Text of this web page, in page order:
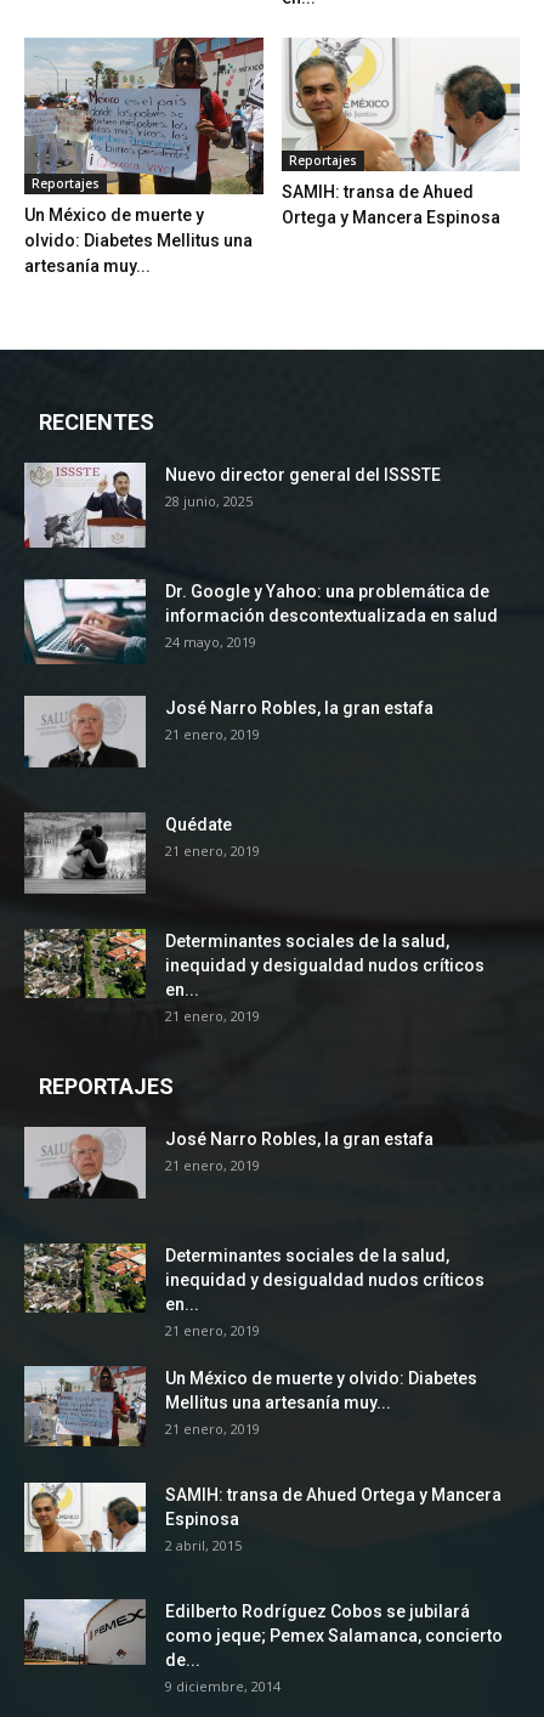
Reportajes
Un México de muerte y
olvido: Diabetes Mellitus una
artesanía muy...
Reportajes
SAMIH: transa de Ahued
Ortega y Mancera Espinosa
RECIENTES
Nuevo director general del ISSSTE
28 junio, 2025
Dr. Google y Yahoo: una problemática de
información descontextualizada en salud
24 mayo, 2019
José Narro Robles, la gran estafa
21 enero, 2019
Quédate
21 enero, 2019
Determinantes sociales de la salud,
inequidad y desigualdad nudos críticos
en...
21 enero, 2019
REPORTAJES
José Narro Robles, la gran estafa
21 enero, 2019
Determinantes sociales de la salud,
inequidad y desigualdad nudos críticos
en...
21 enero, 2019
Un México de muerte y olvido: Diabetes
Mellitus una artesanía muy...
21 enero, 2019
SAMIH: transa de Ahued Ortega y Mancera
Espinosa
2 abril, 2015
Edilberto Rodríguez Cobos se jubilará
como jeque; Pemex Salamanca, concierto
de...
9 diciembre, 2014